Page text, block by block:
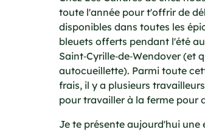
toute l'année pour t'offrir de
disponibles dans toutes les
bleuets offerts pendant l'été
Saint‑Cyrille‑de‑Wendover
autocueillette). Parmi toute
frais, il y a plusieurs
pour travailler à la ferme pour
Je te présente aujourd'hui une